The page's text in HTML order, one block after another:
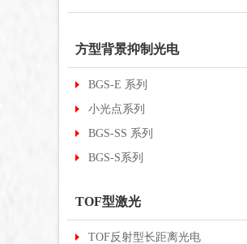
方型背景抑制光电
BGS-E 系列
小光点系列
BGS-SS 系列
BGS-S系列
TOF型激光
TOF反射型长距离光电